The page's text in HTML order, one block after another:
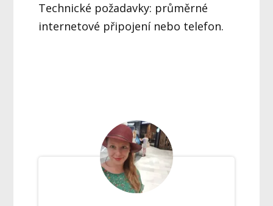
Technické požadavky: průměrné
internetové připojení nebo telefon.